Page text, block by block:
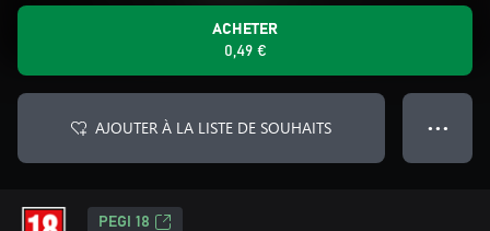
ACHETER
0,49 €
AJOUTER À LA LISTE DE SOUHAITS ● ● ●
PEGI 18